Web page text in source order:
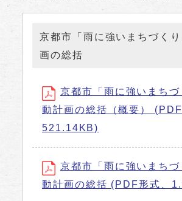
京都市「雨に強いまちづく
画の総括
京都市「雨に強いまち
動計画の総括（概要） (PDF
521.14KB)
京都市「雨に強いまち
動計画の総括 (PDF形式、